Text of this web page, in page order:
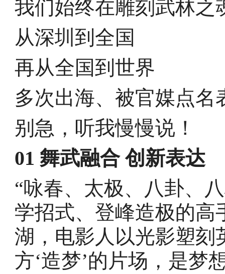
我们始终在雕刻武林之
从深圳到全国
再从全国到世界
多次出海、被官媒点
别急，听我慢慢说！
01 舞武融合 创新表达
“咏春、太极、八卦、
学招式、登峰造极的高
湖，电影人以光影塑刻
方‘造梦’的片场，是梦